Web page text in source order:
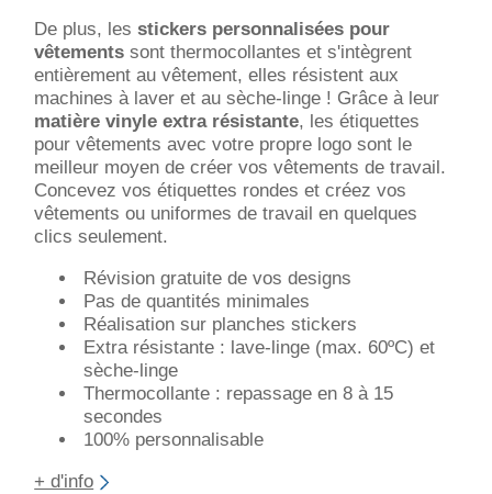
De plus, lesstickers personnalisées pour
vêtementssont thermocollantes et s'intègrent
entièrement au vêtement, elles résistent aux
machines à laver et au sèche-linge ! Grâce à leur
matière vinyle extra résistante, les étiquettes
pour vêtements avec votre propre logo sont le
meilleur moyen de créer vos vêtements de travail.
Concevez vos étiquettes rondes et créez vos
vêtements ou uniformes de travail en quelques
clics seulement.
Révision gratuite de vos designs
Pas de quantités minimales
Réalisation sur planches stickers
Extra résistante : lave-linge (max. 60ºC) et
sèche-linge
Thermocollante : repassage en 8 à 15
secondes
100% personnalisable
+ d'info